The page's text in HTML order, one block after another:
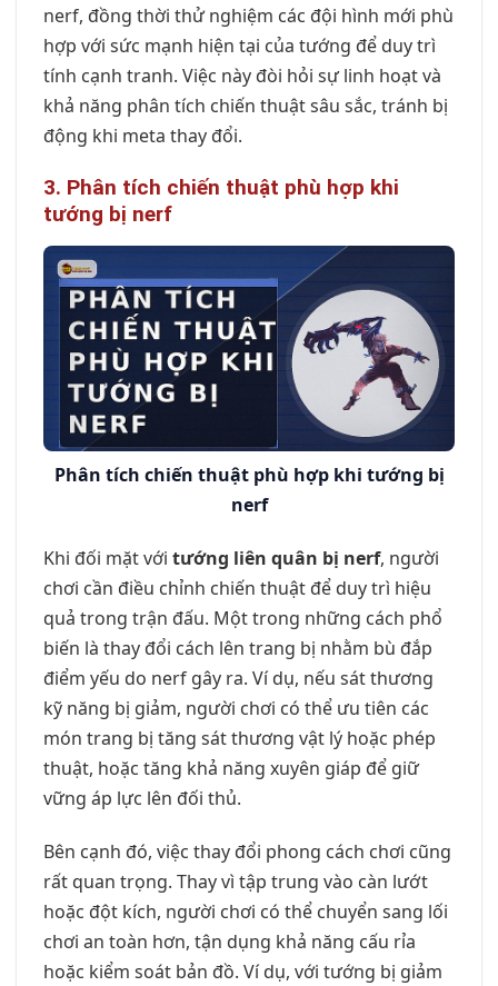
nerf, đồng thời thử nghiệm các đội hình mới phù
hợp với sức mạnh hiện tại của tướng để duy trì
tính cạnh tranh. Việc này đòi hỏi sự linh hoạt và
khả năng phân tích chiến thuật sâu sắc, tránh bị
động khi meta thay đổi.
3. Phân tích chiến thuật phù hợp khi
tướng bị nerf
Phân tích chiến thuật phù hợp khi tướng bị
nerf
Khi đối mặt với tướng liên quân bị nerf, người
chơi cần điều chỉnh chiến thuật để duy trì hiệu
quả trong trận đấu. Một trong những cách phổ
biến là thay đổi cách lên trang bị nhằm bù đắp
điểm yếu do nerf gây ra. Ví dụ, nếu sát thương
kỹ năng bị giảm, người chơi có thể ưu tiên các
món trang bị tăng sát thương vật lý hoặc phép
thuật, hoặc tăng khả năng xuyên giáp để giữ
vững áp lực lên đối thủ.
Bên cạnh đó, việc thay đổi phong cách chơi cũng
rất quan trọng. Thay vì tập trung vào càn lướt
hoặc đột kích, người chơi có thể chuyển sang lối
chơi an toàn hơn, tận dụng khả năng cấu rỉa
hoặc kiểm soát bản đồ. Ví dụ, với tướng bị giảm